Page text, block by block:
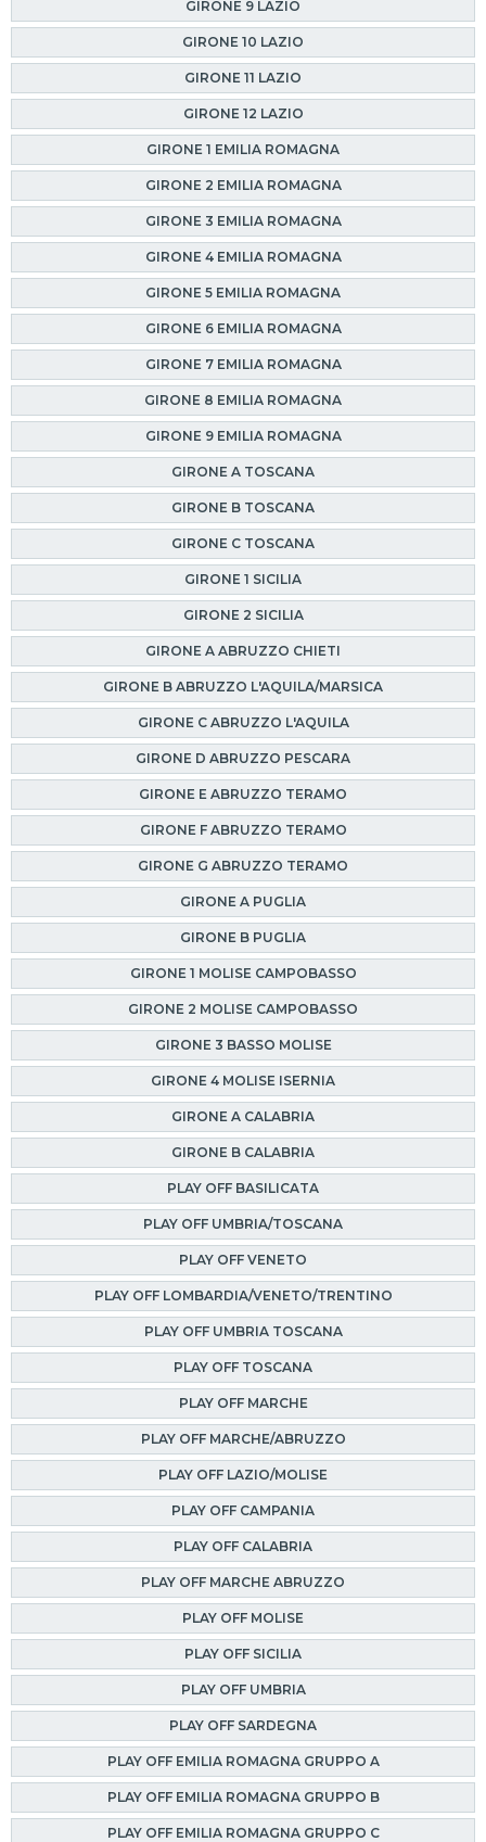
GIRONE 9 LAZIO
GIRONE 10 LAZIO
GIRONE 11 LAZIO
GIRONE 12 LAZIO
GIRONE 1 EMILIA ROMAGNA
GIRONE 2 EMILIA ROMAGNA
GIRONE 3 EMILIA ROMAGNA
GIRONE 4 EMILIA ROMAGNA
GIRONE 5 EMILIA ROMAGNA
GIRONE 6 EMILIA ROMAGNA
GIRONE 7 EMILIA ROMAGNA
GIRONE 8 EMILIA ROMAGNA
GIRONE 9 EMILIA ROMAGNA
GIRONE A TOSCANA
GIRONE B TOSCANA
GIRONE C TOSCANA
GIRONE 1 SICILIA
GIRONE 2 SICILIA
GIRONE A ABRUZZO CHIETI
GIRONE B ABRUZZO L'AQUILA/MARSICA
GIRONE C ABRUZZO L'AQUILA
GIRONE D ABRUZZO PESCARA
GIRONE E ABRUZZO TERAMO
GIRONE F ABRUZZO TERAMO
GIRONE G ABRUZZO TERAMO
GIRONE A PUGLIA
GIRONE B PUGLIA
GIRONE 1 MOLISE CAMPOBASSO
GIRONE 2 MOLISE CAMPOBASSO
GIRONE 3 BASSO MOLISE
GIRONE 4 MOLISE ISERNIA
GIRONE A CALABRIA
GIRONE B CALABRIA
PLAY OFF BASILICATA
PLAY OFF UMBRIA/TOSCANA
PLAY OFF VENETO
PLAY OFF LOMBARDIA/VENETO/TRENTINO
PLAY OFF UMBRIA TOSCANA
PLAY OFF TOSCANA
PLAY OFF MARCHE
PLAY OFF MARCHE/ABRUZZO
PLAY OFF LAZIO/MOLISE
PLAY OFF CAMPANIA
PLAY OFF CALABRIA
PLAY OFF MARCHE ABRUZZO
PLAY OFF MOLISE
PLAY OFF SICILIA
PLAY OFF UMBRIA
PLAY OFF SARDEGNA
PLAY OFF EMILIA ROMAGNA GRUPPO A
PLAY OFF EMILIA ROMAGNA GRUPPO B
PLAY OFF EMILIA ROMAGNA GRUPPO C